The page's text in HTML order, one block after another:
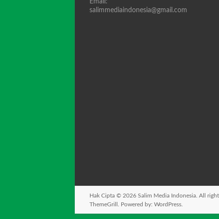
Email:
salimmediaindonesia@gmail.com
Hak Cipta © 2026 Salim Media Indonesia . All
ThemeGrill. Powered by: WordPress